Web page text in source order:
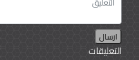
ارسال
التعليقات